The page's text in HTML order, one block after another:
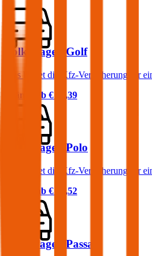
Volkswagen Golf
Was kostet die Kfz-Versicherung für
Prämie ab € 50,39
Volkswagen Polo
Was kostet die Kfz-Versicherung für
Prämie ab € 38,52
Volkswagen Passat